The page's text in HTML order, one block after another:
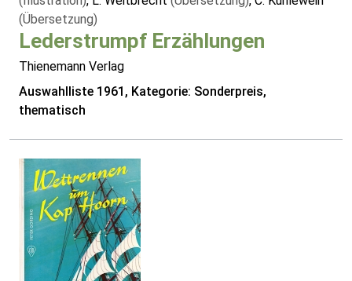
(Übersetzung)
Lederstrumpf Erzählungen
Thienemann Verlag
Auswahlliste 1961, Kategorie: Sonderpreis,
thematisch